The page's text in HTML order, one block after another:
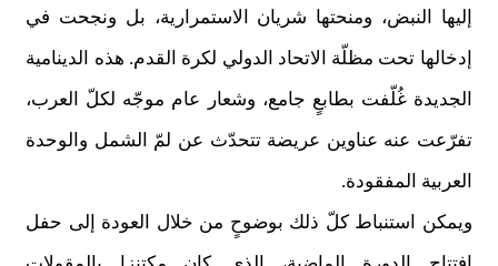
إليها النبض، ومنحتها شريان الاستمرارية، بل ونجحت في
إدخالها تحت مظلّة الاتحاد الدولي لكرة القدم. هذه الدينامية
الجديدة غُلّفت بطابعٍ جامع، وشعار عام موجّه لكلّ العرب،
تفرّعت عنه عناوين عريضة تتحدّث عن لمّ الشمل والوحدة
العربية المفقودة.
ويمكن استنباط كلّ ذلك بوضوحٍ من خلال العودة إلى حفل